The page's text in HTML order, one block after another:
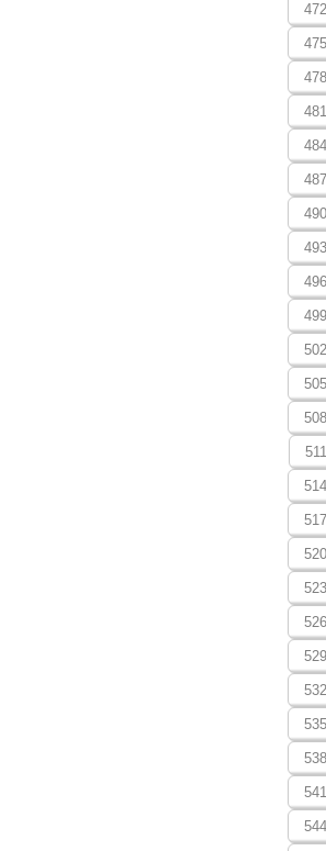
472
475
478
481
484
487
490
493
496
499
502
505
508
511
514
517
520
523
526
529
532
535
538
541
544